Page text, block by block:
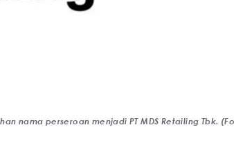
nama perseroan menjadi PT MDS Retailing Tbk.